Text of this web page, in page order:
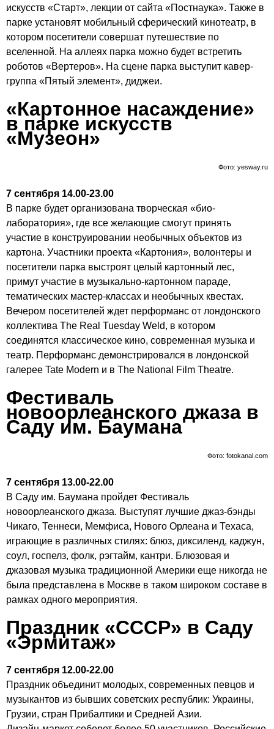
искусств «Старт», лекции от сайта «Постнаука». Также в
парке установят мобильный сферический кинотеатр, в
котором посетители совершат путешествие по
вселенной. На аллеях парка можно будет встретить
роботов «Вертеров». На сцене парка выступит кавер-
группа «Пятый элемент», диджеи.
«Картонное насаждение»
в парке искусств
«Музеон»
Фото: yesway.ru
7 сентября 14.00-23.00
В парке будет организована творческая «био-
лаборатория», где все желающие смогут принять
участие в конструировании необычных объектов из
картона. Участники проекта «Картония», волонтеры и
посетители парка выстроят целый картонный лес,
примут участие в музыкально-картонном параде,
тематических мастер-классах и необычных квестах.
Вечером посетителей ждет перформанс от лондонского
коллектива The Real Tuesday Weld, в котором
соединятся классическое кино, современная музыка и
театр. Перформанс демонстрировался в лондонской
галерее Tate Modern и в The National Film Theatre.
Фестиваль
новоорлеанского джаза в
Саду им. Баумана
Фото: fotokanal.com
7 сентября 13.00-22.00
В Саду им. Баумана пройдет Фестиваль
новоорлеанского джаза. Выступят лучшие джаз-бэнды
Чикаго, Теннеси, Мемфиса, Нового Орлеана и Техаса,
играющие в различных стилях: блюз, диксиленд, каджун,
соул, госпелз, фолк, рэгтайм, кантри. Блюзовая и
джазовая музыка традиционной Америки еще никогда не
была представлена в Москве в таком широком составе в
рамках одного мероприятия.
Праздник «СССР» в Саду
«Эрмитаж»
7 сентября 12.00-22.00
Праздник объединит молодых, современных певцов и
музыкантов из бывших советских республик: Украины,
Грузии, стран Прибалтики и Средней Азии.